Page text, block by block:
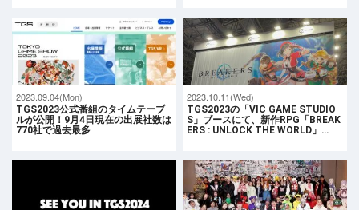
2023.09.04(Mon)
TGS2023公式番組のタイムテーブ
ルが公開！9月4日現在の出展社数は
770社で過去最多
2023.10.11(Wed)
TGS2023の「VIC GAME STUDIO
S」ブースにて、新作RPG「BREAK
ERS : UNLOCK THE WORLD」…